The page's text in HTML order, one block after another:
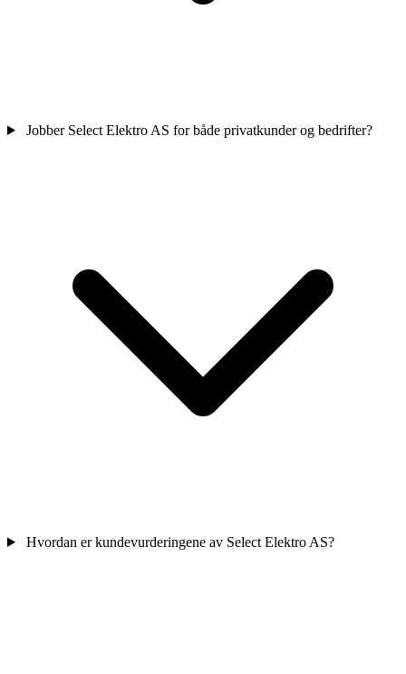
Jobber Select Elektro AS for både privatkunder og bedrifter?
Hvordan er kundevurderingene av Select Elektro AS?